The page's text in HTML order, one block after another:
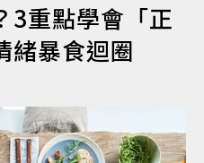
3重點學會「正
緒暴食迴圈